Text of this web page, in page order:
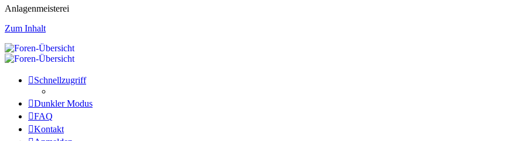
Anlagenmeisterei
Zum Inhalt
Schnellzugriff
Dunkler Modus
FAQ
Kontakt